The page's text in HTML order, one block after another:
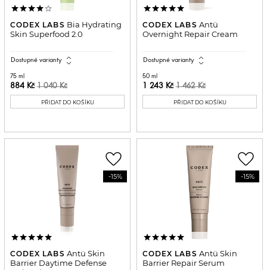
CODEX LABS Bia Hydrating
Skin Superfood 2.0
Dostupné varianty expand_all
75 ml
884 Kč1 040 Kč
PŘIDAT DO KOŠÍKU
CODEX LABS Antü
Overnight Repair Cream
Dostupné varianty expand_all
50 ml
1 243 Kč1 462 Kč
PŘIDAT DO KOŠÍKU
CODEX LABS Antü Skin
Barrier Daytime Defense
-15%
favorite_border
CODEX LABS Antü Skin
Barrier Repair Serum
-15%
favorite_border